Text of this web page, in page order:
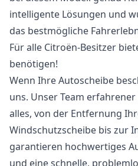
intelligente Lösungen und
das bestmögliche
Für alle Citroën-Besitzer
benötigen!
Wenn Ihre Autoscheibe
uns. Unser Team
alles, von der Entfernung
Windschutzscheibe bis zur
garantieren hochwertiges
und eine schnelle,